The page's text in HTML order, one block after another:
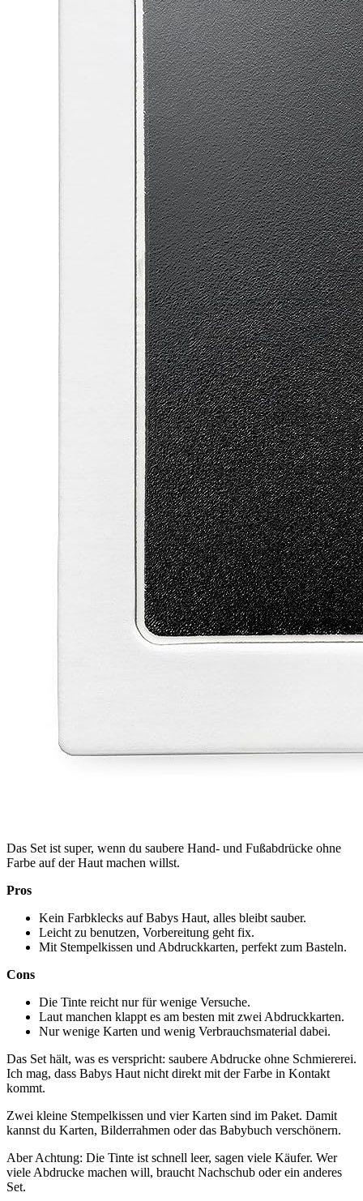
Das Set ist super, wenn du saubere Hand- und Fußabdrücke ohne
Farbe auf der Haut machen willst.
Pros
Kein Farbklecks auf Babys Haut, alles bleibt sauber.
Leicht zu benutzen, Vorbereitung geht fix.
Mit Stempelkissen und Abdruckkarten, perfekt zum Basteln.
Cons
Die Tinte reicht nur für wenige Versuche.
Laut manchen klappt es am besten mit zwei Abdruckkarten.
Nur wenige Karten und wenig Verbrauchsmaterial dabei.
Das Set hält, was es verspricht: saubere Abdrucke ohne Schmiererei.
Ich mag, dass Babys Haut nicht direkt mit der Farbe in Kontakt
kommt.
Zwei kleine Stempelkissen und vier Karten sind im Paket. Damit
kannst du Karten, Bilderrahmen oder das Babybuch verschönern.
Aber Achtung: Die Tinte ist schnell leer, sagen viele Käufer. Wer
viele Abdrucke machen will, braucht Nachschub oder ein anderes
Set.